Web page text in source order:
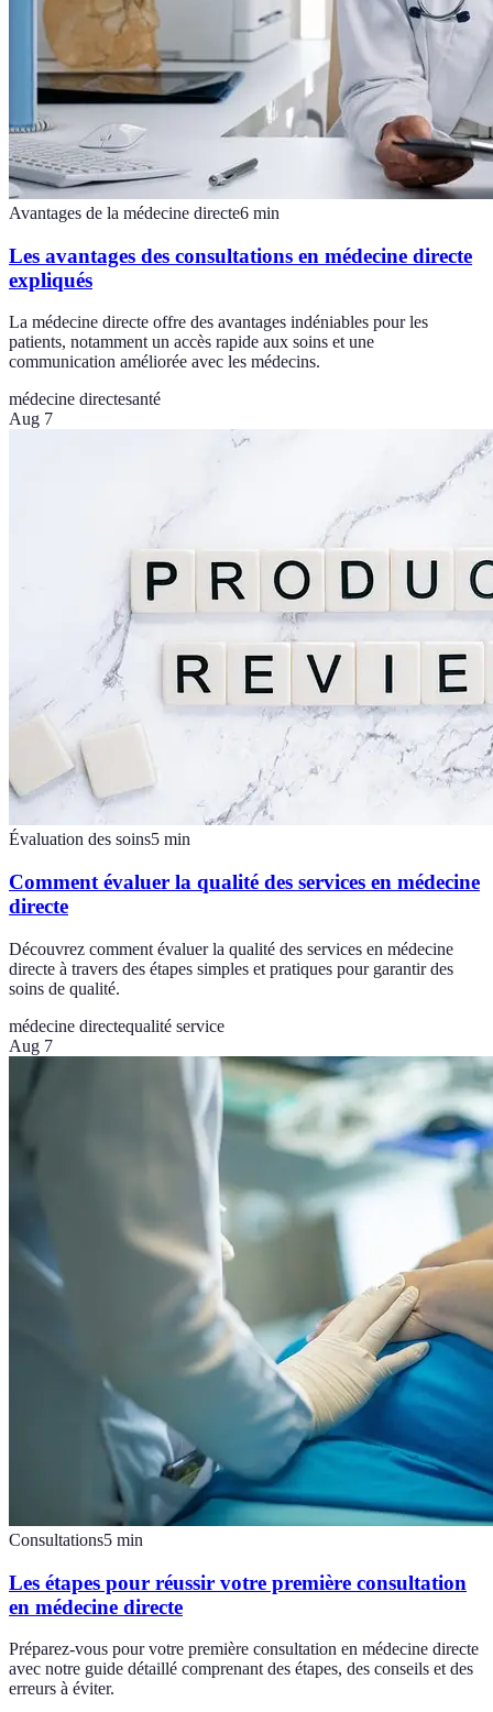
Avantages de la médecine directe6 min
Les avantages des consultations en médecine directe
expliqués
La médecine directe offre des avantages indéniables pour les
patients, notamment un accès rapide aux soins et une
communication améliorée avec les médecins.
médecine directesanté
Aug 7
Évaluation des soins5 min
Comment évaluer la qualité des services en médecine
directe
Découvrez comment évaluer la qualité des services en médecine
directe à travers des étapes simples et pratiques pour garantir des
soins de qualité.
médecine directequalité service
Aug 7
Consultations5 min
Les étapes pour réussir votre première consultation
en médecine directe
Préparez-vous pour votre première consultation en médecine directe
avec notre guide détaillé comprenant des étapes, des conseils et des
erreurs à éviter.